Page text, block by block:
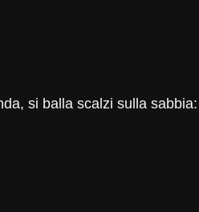
si balla scalzi sulla sabbia: